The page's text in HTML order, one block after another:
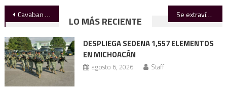
Navegación
de
entradas
Cavaban zanja …¡hallan cráneo! Se extravían pizcando chile
LO MÁS RECIENTE
DESPLIEGA SEDENA 1,557 ELEMENTOS
EN MICHOACÁN
agosto 6, 2026 Staff